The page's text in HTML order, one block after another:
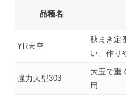
品種名
YR天空
秋まき定
い。作り
強力大型303
大玉で重
用